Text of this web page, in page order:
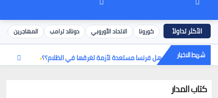
كورونا الاتحاد الأوروبي دونالد ترامب المهاجرين
شريط الاخبار هل فرنسا مستعدة لأزمة تغرقها في الظلام؟؟
كتاب المدار